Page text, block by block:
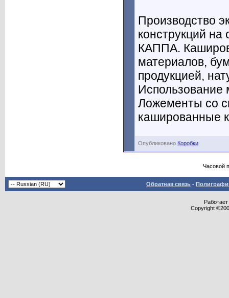
Производство
конструкций на
КАППА.
материалов,
продукцией,
Использование
Ложементы со
кашированные
Опубликовано Коробки
Часовой
Обратная связь -
Copyright